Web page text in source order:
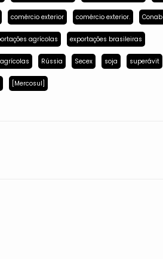
comércio exterior comércio exterior. Conab
agrícolas exportações brasileiras
Rússia Secex soja superávit
[Mercosul]